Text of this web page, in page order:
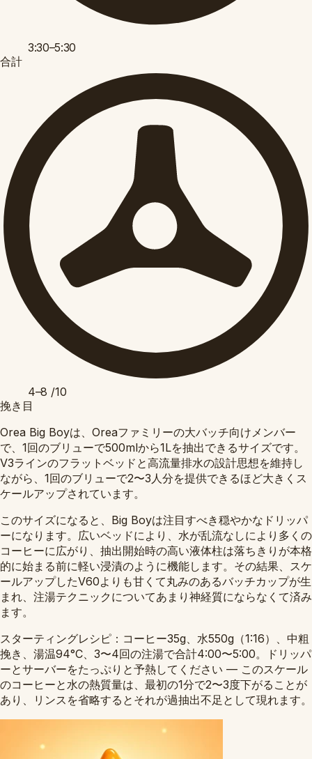
3:30–5:30
合計
4–8 /10
挽き目
Orea Big Boyは、Oreaファミリーの大バッチ向けメンバー
で、1回のブリューで500mlから1Lを抽出できるサイズです。
V3ラインのフラットベッドと高流量排水の設計思想を維持し
ながら、1回のブリューで2〜3人分を提供できるほど大きくス
ケールアップされています。
このサイズになると、Big Boyは注目すべき穏やかなドリッパ
ーになります。広いベッドにより、水が乱流なしにより多くの
コーヒーに広がり、抽出開始時の高い液体柱は落ちきりが本格
的に始まる前に軽い浸漬のように機能します。その結果、スケ
ールアップしたV60よりも甘くて丸みのあるバッチカップが生
まれ、注湯テクニックについてあまり神経質にならなくて済み
ます。
スターティングレシピ：コーヒー35g、水550g（1:16）、中粗
挽き、湯温94°C、3〜4回の注湯で合計4:00〜5:00。ドリッパ
ーとサーバーをたっぷりと予熱してください — このスケール
のコーヒーと水の熱質量は、最初の1分で2〜3度下がることが
あり、リンスを省略するとそれが過抽出不足として現れます。